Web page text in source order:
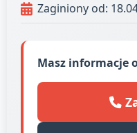
Zaginiony od:
Masz informacje